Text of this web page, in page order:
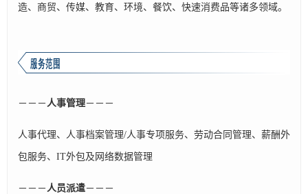
造、商贸、传媒、教育、环境、餐饮、快速消费品等诸多领域。
－－－人事管理－－－
人事代理、人事档案管理/人事专项服务、劳动合同管理、薪酬外
包服务、IT外包及网络数据管理
－－－人员派遣－－－